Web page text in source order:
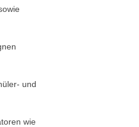
und
wie